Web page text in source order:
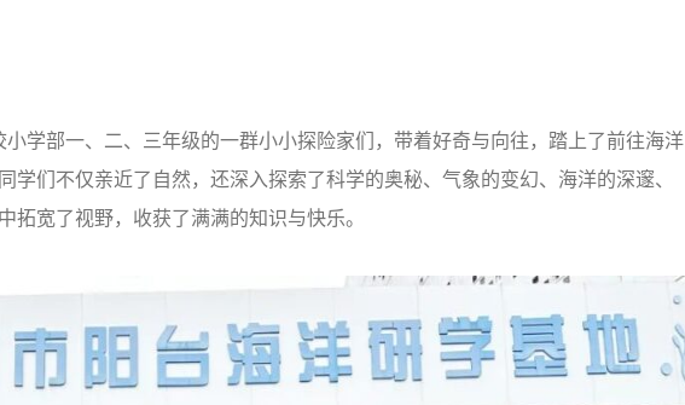
学部一、二、三年级的一群小小探险家们，带着好奇与向往，踏上了前往海洋
学们不仅亲近了自然，还深入探索了科学的奥秘、气象的变幻、海洋的深邃、
拓宽了视野，收获了满满的知识与快乐。